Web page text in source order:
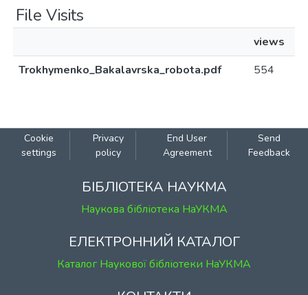
File Visits
views
Trokhymenko_Bakalavrska_robota.pdf
554
Cookie
settings
Privacy
policy
End User
Agreement
Send
Feedback
БІБЛІОТЕКА НАУКМА
Наукова бібліотека НаУКМА
ЕЛЕКТРОННИЙ КАТАЛОГ
Каталог Наукової бібліотеки НаУКМА